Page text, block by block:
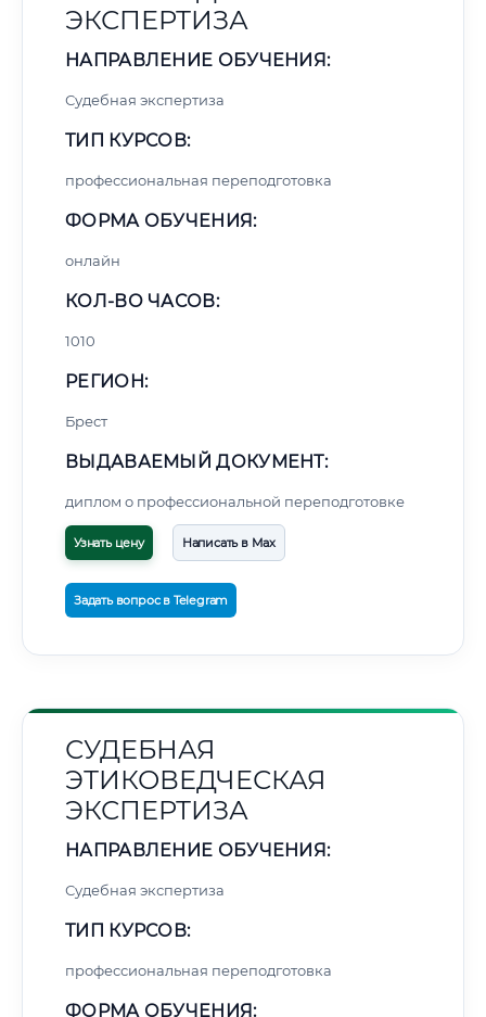
ЭКСПЕРТИЗА
НАПРАВЛЕНИЕ ОБУЧЕНИЯ:
Судебная экспертиза
ТИП КУРСОВ:
профессиональная переподготовка
ФОРМА ОБУЧЕНИЯ:
онлайн
КОЛ-ВО ЧАСОВ:
1010
РЕГИОН:
Брест
ВЫДАВАЕМЫЙ ДОКУМЕНТ:
диплом о профессиональной переподготовке
Узнать цену Написать в Max
Задать вопрос в Telegram
СУДЕБНАЯ
ЭТИКОВЕДЧЕСКАЯ
ЭКСПЕРТИЗА
НАПРАВЛЕНИЕ ОБУЧЕНИЯ:
Судебная экспертиза
ТИП КУРСОВ:
профессиональная переподготовка
ФОРМА ОБУЧЕНИЯ: